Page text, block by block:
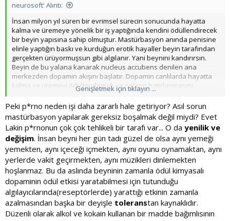
y
l
a
neurosoft' Alıntı:
İnsan milyon yıl süren bir evrimsel sürecin sonucunda hayatta
kalma ve üremeye yönelik bir iş yaptığında kendini ödüllendirecek
bir beyin yapısına sahip olmuştur. Mastürbasyon anında penisine
elinle yaptığın baskı ve kurduğun erotik hayaller beyin tarafından
gerçekten ürüyormuşsun gibi algılanır. Yani beynini kandırırsın.
Beyin de bu yalana kanarak nucleus accubens denilen ana
merkezden dopamin akışını başlatır. Dopamin canlılarda hayatta
kalma ve üremeyi ödüllendirmek ve onların hatırlanmasını
sağlayacak bir ayraç görevi görmek için vardır. Bir işaretleyici
olduğu için sana mastürbasyon yaparken haz veren asıl şey
dopaminin kendisi değil dopamin akışı devam ederken serebral
korteksin hissettiği boş duygudur. Buradan da anlaşılabiliyor ki
özetle haz alıyoruz ve bu hazzın kaynağı tamamen beynimizi
kandırmaya dayalı...
Genişletmek için tıklayın ...
Peki p*rno neden işi daha zararlı hale getiriyor? Asıl sorun
mastürbasyon yapılarak gereksiz boşalmak değil miydi? Evet
Lakin p*rnonun çok çok tehlikeli bir tarafı var... O da yenilik ve
değişim. İnsan beyni her gün tadı güzel de olsa aynı yemeği
yemekten, aynı içeceği içmekten, aynı oyunu oynamaktan, aynı
yerlerde vakit geçirmekten, aynı müzikleri dinlemekten
hoşlanmaz. Bu da aslında beyninin zamanla ödül kimyasalı
dopaminin ödül etkisi yaratabilmesi için tutunduğu
algılayıcılarında(reseptörlerde) yarattığı etkinin zamanla
azalmasından başka bir deyişle toleranstan kaynaklıdır.
Düzenli olarak alkol ve kokain kullanan bir madde bağımlısının